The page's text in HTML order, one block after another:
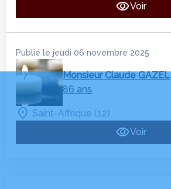
Voir
Publié le jeudi 06 novembre 2025
Monsieur Claude GAZEL
86 ans
Saint-Affrique (12)
Voir